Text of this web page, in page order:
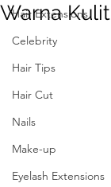
Hair Extensions
Celebrity
Hair Tips
Hair Cut
Nails
Make-up
Eyelash Extensions
Warna Kulit